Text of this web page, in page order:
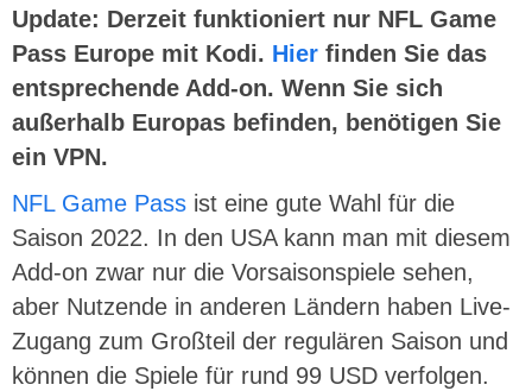
Update: Derzeit funktioniert nur NFL Game
Pass Europe mit Kodi. Hier finden Sie das
entsprechende Add-on. Wenn Sie sich
außerhalb Europas befinden, benötigen Sie
ein VPN.
NFL Game Pass ist eine gute Wahl für die
Saison 2022. In den USA kann man mit diesem
Add-on zwar nur die Vorsaisonspiele sehen,
aber Nutzende in anderen Ländern haben Live-
Zugang zum Großteil der regulären Saison und
können die Spiele für rund 99 USD verfolgen.